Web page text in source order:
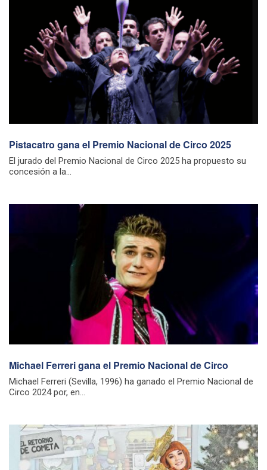
Pistacatro gana el Premio Nacional de Circo 2025
El jurado del Premio Nacional de Circo 2025 ha propuesto su
concesión a la...
Michael Ferreri gana el Premio Nacional de Circo
Michael Ferreri (Sevilla, 1996) ha ganado el Premio Nacional de
Circo 2024 por, en...